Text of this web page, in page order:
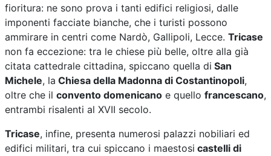
fioritura: ne sono prova i tanti edifici religiosi, dalle
imponenti facciate bianche, che i turisti possono
ammirare in centri come Nardò, Gallipoli, Lecce. Tricase
non fa eccezione: tra le chiese più belle, oltre alla già
citata cattedrale cittadina, spiccano quella di San
Michele, la Chiesa della Madonna di Costantinopoli,
oltre che il convento domenicano e quello francescano,
entrambi risalenti al XVII secolo.
Tricase, infine, presenta numerosi palazzi nobiliari ed
edifici militari, tra cui spiccano i maestosi castelli di